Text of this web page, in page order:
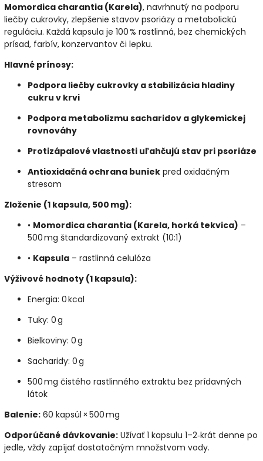
Momordica charantia (Karela), navrhnutý na podporu
liečby cukrovky, zlepšenie stavov psoriázy a metabolickú
reguláciu. Každá kapsula je 100 % rastlinná, bez chemických
prísad, farbív, konzervantov či lepku.
Hlavné prínosy:
Podpora liečby cukrovky a stabilizácia hladiny
cukru v krvi
Podpora metabolizmu sacharidov a glykemickej
rovnováhy
Protizápalové vlastnosti uľahčujú stav pri psoriáze
Antioxidačná ochrana buniek pred oxidačným
stresom
Zloženie (1 kapsula, 500 mg):
• Momordica charantia (Karela, horká tekvica) –
500 mg štandardizovaný extrakt (10:1)
• Kapsula – rastlinná celulóza
Výživové hodnoty (1 kapsula):
Energia: 0 kcal
Tuky: 0 g
Bielkoviny: 0 g
Sacharidy: 0 g
500 mg čistého rastlinného extraktu bez prídavných
látok
Balenie: 60 kapsúl × 500 mg
Odporúčané dávkovanie: Užívať 1 kapsulu 1–2‑krát denne po
jedle, vždy zapíjať dostatočným množstvom vody.